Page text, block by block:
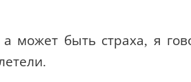
может быть страха, я